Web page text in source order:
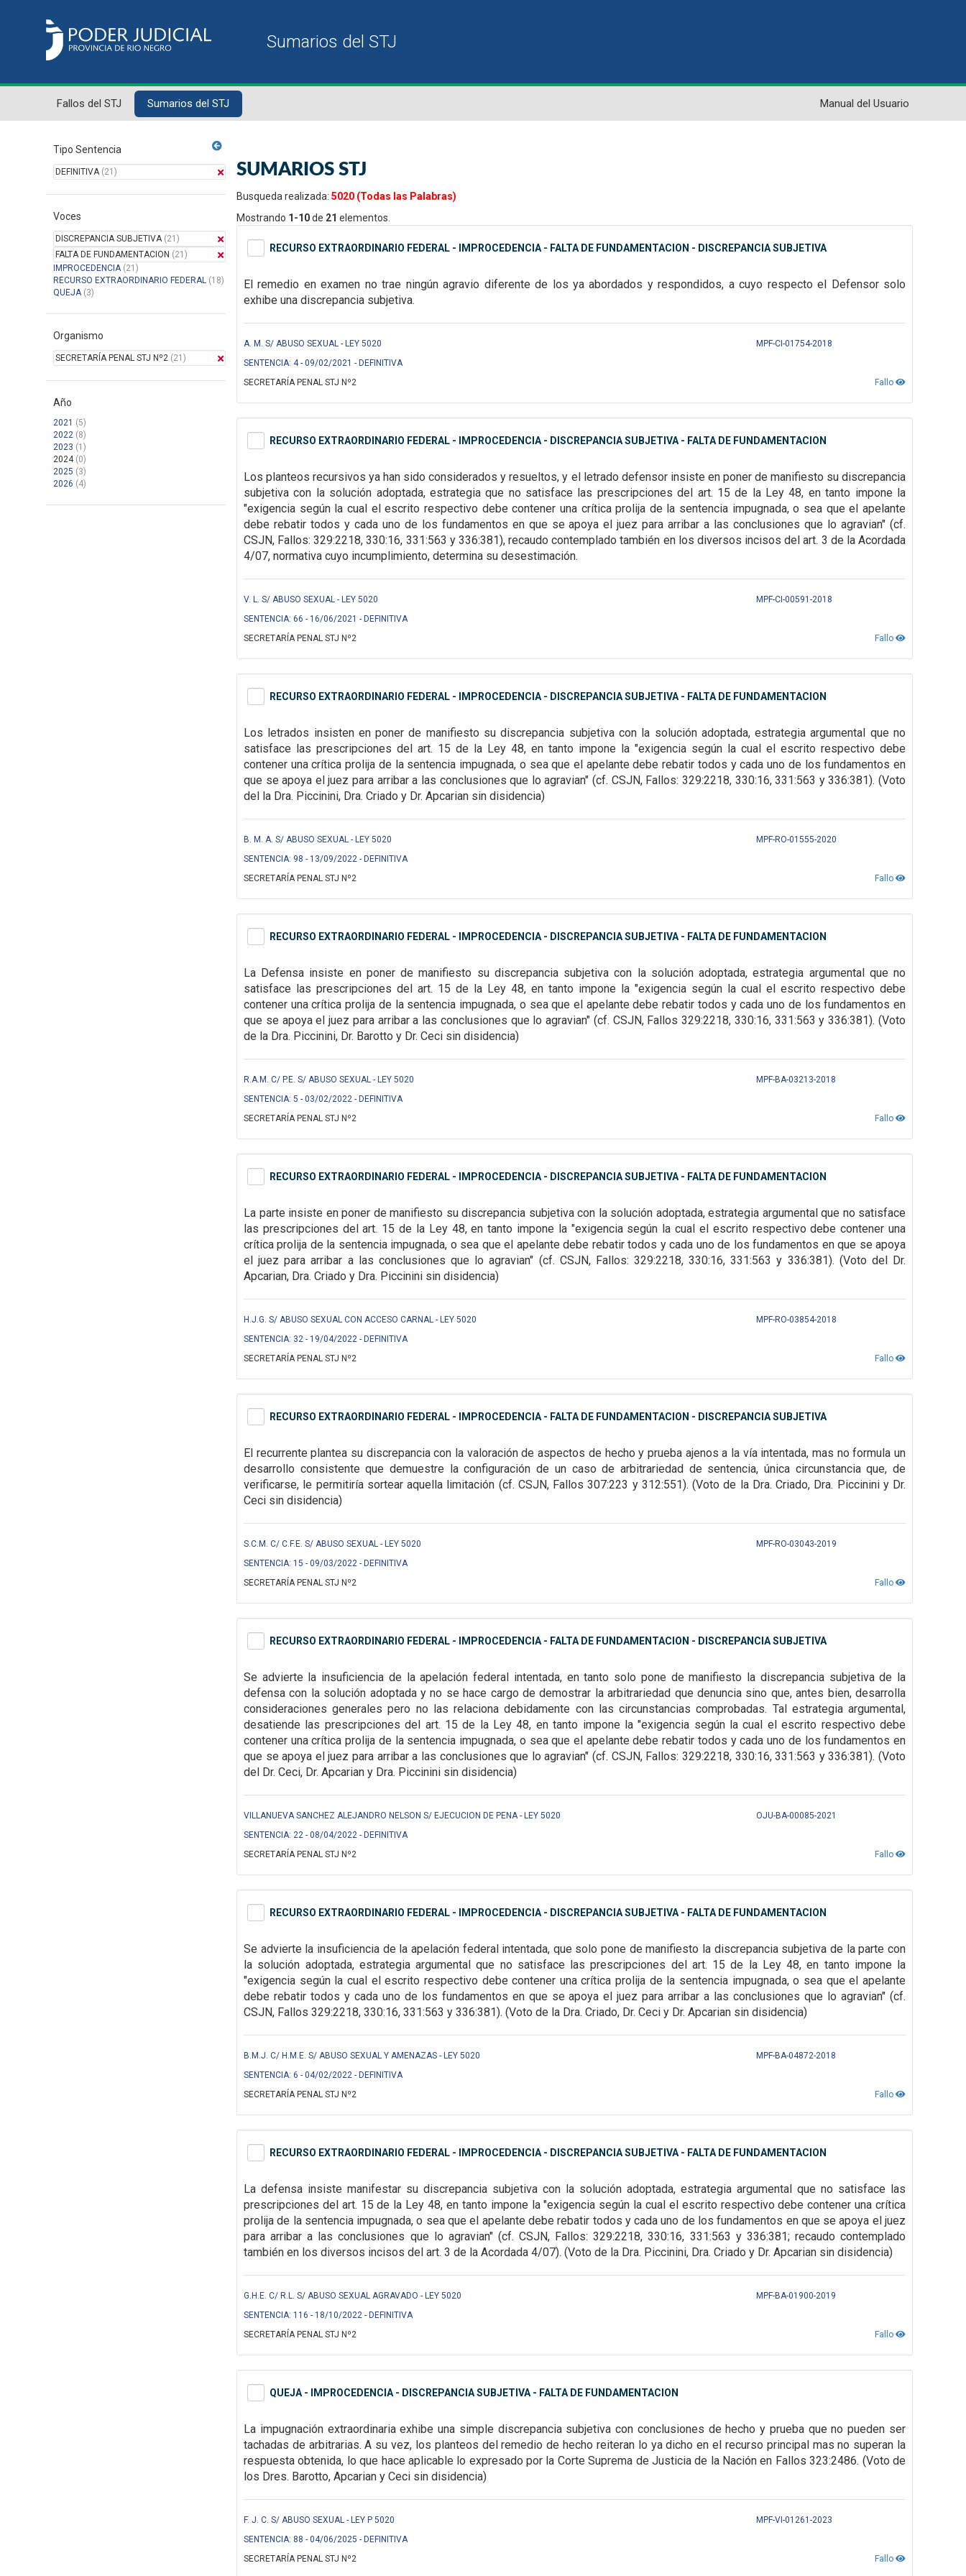
Fallos del STJ Sumarios del STJ Manual del Usuario
Tipo Sentencia
DEFINITIVA(21)
Voces
DISCREPANCIA SUBJETIVA(21)
FALTA DE FUNDAMENTACION (21)
IMPROCEDENCIA(21)
RECURSO EXTRAORDINARIO FEDERAL (18)
QUEJA(3)
Organismo
SECRETARÍA PENAL STJ Nº2 (21)
Año
2021 (5)
2022 (8)
2023 (1)
2024(0)
2025 (3)
2026 (4)
SUMARIOS STJ
Busqueda realizada: 5020 (Todas las Palabras)
Mostrando 1-10de 21 elementos.
RECURSO EXTRAORDINARIO FEDERAL - IMPROCEDENCIA - FALTA DE FUNDAMENTACION - DISCREPANCIA SUBJETIVA
El remedio en examen no trae ningúnagravio diferente de los ya abordados y respondidos, a cuyo respecto el Defensor solo
exhibe una discrepancia subjetiva.
A. M. S/ ABUSO SEXUAL - LEY 5020
MPF-CI-01754-2018
SENTENCIA: 4 - 09/02/2021 - DEFINITIVA
Fallo
SECRETARÍA PENAL STJ Nº2
RECURSO EXTRAORDINARIO FEDERAL - IMPROCEDENCIA - DISCREPANCIA SUBJETIVA - FALTA DE FUNDAMENTACION
Los planteos recursivos ya han sidoconsiderados y resueltos, y el letrado defensor insiste en poner de manifiesto sudiscrepancia
subjetiva con la solución adoptada, estrategia que no satisface las prescripcionesdel art. 15 de la Ley 48, en tanto impone la
"exigencia según la cual el escrito respectivo debecontener una crítica prolija de la sentencia impugnada, o sea que el apelante
debe rebatir todos y cada uno de los fundamentos en que se apoya el juez para arribar a las conclusiones que loagravian" (cf.
CSJN, Fallos: 329:2218, 330:16, 331:563 y 336:381), recaudo contempladotambién en los diversos incisos del art. 3 de la Acordada
4/07, normativa cuyo incumplimiento, determina su desestimación.
V. L. S/ ABUSO SEXUAL - LEY 5020
MPF-CI-00591-2018
SENTENCIA: 66 - 16/06/2021 - DEFINITIVA
Fallo
SECRETARÍA PENAL STJ Nº2
RECURSO EXTRAORDINARIO FEDERAL - IMPROCEDENCIA - DISCREPANCIA SUBJETIVA - FALTA DE FUNDAMENTACION
Los letrados insisten en poner de manifiesto su discrepancia subjetiva con la solución adoptada, estrategia argumental que no
satisface las prescripciones del art. 15 de la Ley 48, en tanto impone la "exigencia según la cual el escrito respectivo debe
contener una crítica prolija de la sentencia impugnada, o seaque el apelante debe rebatir todos y cada uno de los fundamentos en
que se apoya el juez para arribar a las conclusiones que lo agravian" (cf. CSJN, Fallos: 329:2218, 330:16, 331:563 y336:381). (Voto
del la Dra. Piccinini, Dra. Criado y Dr. Apcarian sin disidencia)
B. M. A. S/ ABUSO SEXUAL - LEY 5020
MPF-RO-01555-2020
SENTENCIA: 98 - 13/09/2022 - DEFINITIVA
Fallo
SECRETARÍA PENAL STJ Nº2
RECURSO EXTRAORDINARIO FEDERAL - IMPROCEDENCIA - DISCREPANCIA SUBJETIVA - FALTA DE FUNDAMENTACION
La Defensa insiste en poner de manifiesto su discrepancia subjetiva con la solución adoptada, estrategia argumental que no
satisface las prescripciones del art. 15 de la Ley 48, en tanto impone la "exigencia según la cual el escrito respectivo debe
contener una crítica prolija de la sentencia impugnada, o sea que el apelantedebe rebatir todos y cada uno de los fundamentos en
que se apoya el juez para arribar a las conclusiones que lo agravian" (cf. CSJN, Fallos 329:2218, 330:16, 331:563 y 336:381). (Voto
de la Dra. Piccinini, Dr. Barotto y Dr. Ceci sin disidencia)
R.A.M. C/ P.E. S/ ABUSO SEXUAL - LEY 5020
MPF-BA-03213-2018
SENTENCIA: 5 - 03/02/2022 - DEFINITIVA
Fallo
SECRETARÍA PENAL STJ Nº2
RECURSO EXTRAORDINARIO FEDERAL - IMPROCEDENCIA - DISCREPANCIA SUBJETIVA - FALTA DE FUNDAMENTACION
La parte insiste en poner de manifiesto su discrepancia subjetiva con la solución adoptada, estrategia argumental que no satisface
las prescripciones del art. 15 de la Ley 48, en tanto impone la "exigencia según la cual el escrito respectivo debe contener una
crítica prolija de la sentencia impugnada, o sea que el apelantedebe rebatir todos y cada uno de los fundamentos en que se apoya
el juez para arribar a las conclusiones que lo agravian" (cf. CSJN, Fallos: 329:2218, 330:16, 331:563 y 336:381). (Voto del Dr.
Apcarian, Dra. Criado y Dra. Piccinini sin disidencia)
H.J.G. S/ ABUSO SEXUAL CON ACCESO CARNAL - LEY 5020
MPF-RO-03854-2018
SENTENCIA: 32 - 19/04/2022 - DEFINITIVA
Fallo
SECRETARÍA PENAL STJ Nº2
RECURSO EXTRAORDINARIO FEDERAL - IMPROCEDENCIA - FALTA DE FUNDAMENTACION - DISCREPANCIA SUBJETIVA
El recurrente plantea su discrepancia con la valoración de aspectos de hecho y prueba ajenos a la vía intentada, mas no formula un
desarrollo consistente que demuestre la configuración de un caso de arbitrariedad de sentencia, única circunstancia que, de
verificarse, le permitiría sortear aquella limitación (cf. CSJN, Fallos 307:223 y 312:551). (Voto de la Dra. Criado, Dra. Piccinini y Dr.
Ceci sin disidencia)
S.C.M. C/ C.F.E. S/ ABUSO SEXUAL - LEY 5020
MPF-RO-03043-2019
SENTENCIA: 15 - 09/03/2022 - DEFINITIVA
Fallo
SECRETARÍA PENAL STJ Nº2
RECURSO EXTRAORDINARIO FEDERAL - IMPROCEDENCIA - FALTA DE FUNDAMENTACION - DISCREPANCIA SUBJETIVA
Se advierte la insuficiencia de la apelación federal intentada, en tanto solo pone demanifiesto la discrepancia subjetiva de la
defensa con la solución adoptada y no se hace cargo de demostrar la arbitrariedad que denuncia sino que, antes bien, desarrolla
consideracionesgenerales pero no las relaciona debidamente con las circunstancias comprobadas. Tal estrategia argumental,
desatiende las prescripciones del art. 15 de la Ley 48, en tanto impone la "exigencia según la cual el escrito respectivo debe
contener una críticaprolija de la sentencia impugnada, o sea que el apelante debe rebatir todos y cada uno de losfundamentos en
que se apoya el juez para arribar a las conclusiones que lo agravian" (cf. CSJN, Fallos: 329:2218, 330:16, 331:563 y 336:381). (Voto
del Dr. Ceci, Dr. Apcarian y Dra. Piccinini sin disidencia)
VILLANUEVA SANCHEZ ALEJANDRO NELSON S/ EJECUCION DE PENA - LEY 5020
OJU-BA-00085-2021
SENTENCIA: 22 - 08/04/2022 - DEFINITIVA
Fallo
SECRETARÍA PENAL STJ Nº2
RECURSO EXTRAORDINARIO FEDERAL - IMPROCEDENCIA - DISCREPANCIA SUBJETIVA - FALTA DE FUNDAMENTACION
Se advierte la insuficiencia de la apelación federal intentada, que solo pone demanifiesto la discrepancia subjetiva de la parte con
la solución adoptada, estrategia argumental que no satisface las prescripciones del art. 15 de la Ley 48, en tanto impone la
"exigencia según la cual el escrito respectivo debe contener una crítica prolija de la sentencia impugnada, o sea que el apelante
debe rebatir todos y cada uno de los fundamentos en que seapoya el juez para arribar a las conclusiones que lo agravian" (cf.
CSJN, Fallos 329:2218, 330:16, 331:563 y 336:381). (Voto de la Dra. Criado, Dr. Ceci y Dr. Apcarian sin disidencia)
B.M.J. C/ H.M.E. S/ ABUSO SEXUAL Y AMENAZAS - LEY 5020
MPF-BA-04872-2018
SENTENCIA: 6 - 04/02/2022 - DEFINITIVA
Fallo
SECRETARÍA PENAL STJ Nº2
RECURSO EXTRAORDINARIO FEDERAL - IMPROCEDENCIA - DISCREPANCIA SUBJETIVA - FALTA DE FUNDAMENTACION
La defensa insiste manifestar su discrepancia subjetiva con la solución adoptada, estrategia argumental que no satisface las
prescripciones del art. 15 de la Ley 48, en tanto impone la "exigencia según la cual el escrito respectivo debe contener una crítica
prolija de la sentencia impugnada, o sea que el apelante debe rebatir todos y cada uno de los fundamentos en que se apoya el juez
para arribar a lasconclusiones que lo agravian" (cf. CSJN, Fallos: 329:2218, 330:16, 331:563 y 336:381; recaudo contemplado
también en los diversos incisos del art. 3 de la Acordada 4/07). (Voto de la Dra. Piccinini, Dra. Criado y Dr. Apcarian sin disidencia)
G.H.E. C/ R.L. S/ ABUSO SEXUAL AGRAVADO - LEY 5020
MPF-BA-01900-2019
SENTENCIA: 116 - 18/10/2022 - DEFINITIVA
Fallo
SECRETARÍA PENAL STJ Nº2
QUEJA - IMPROCEDENCIA - DISCREPANCIA SUBJETIVA - FALTA DE FUNDAMENTACION
La impugnación extraordinaria exhibe una simple discrepancia subjetiva con conclusiones de hecho y prueba que no pueden ser
tachadas de arbitrarias. A su vez, los planteos del remedio de hecho reiteran lo ya dicho en el recurso principal mas no superan la
respuesta obtenida, lo que hace aplicable lo expresado por la Corte Suprema de Justicia de la Nación en Fallos 323:2486. (Voto de
los Dres. Barotto, Apcarian y Ceci sin disidencia)
F. J. C. S/ ABUSO SEXUAL - LEY P 5020
MPF-VI-01261-2023
SENTENCIA: 88 - 04/06/2025 - DEFINITIVA
Fallo
SECRETARÍA PENAL STJ Nº2